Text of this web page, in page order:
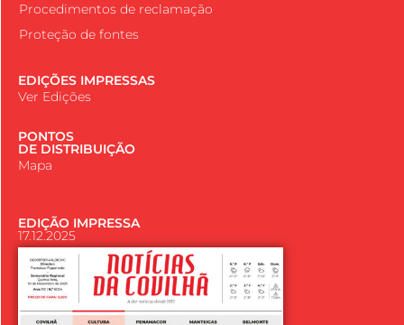
Procedimentos de reclamação
Proteção de fontes
EDIÇÕES IMPRESSAS
Ver Edições
PONTOS
DE DISTRIBUIÇÃO
Mapa
EDIÇÃO IMPRESSA
17.12.2025